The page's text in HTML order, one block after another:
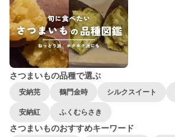
さつまいもの品種で選ぶ
安納芫 鶴門金時 シルクスイート
安納紅 ふくむらさき
さつまいものおすすめキーワード